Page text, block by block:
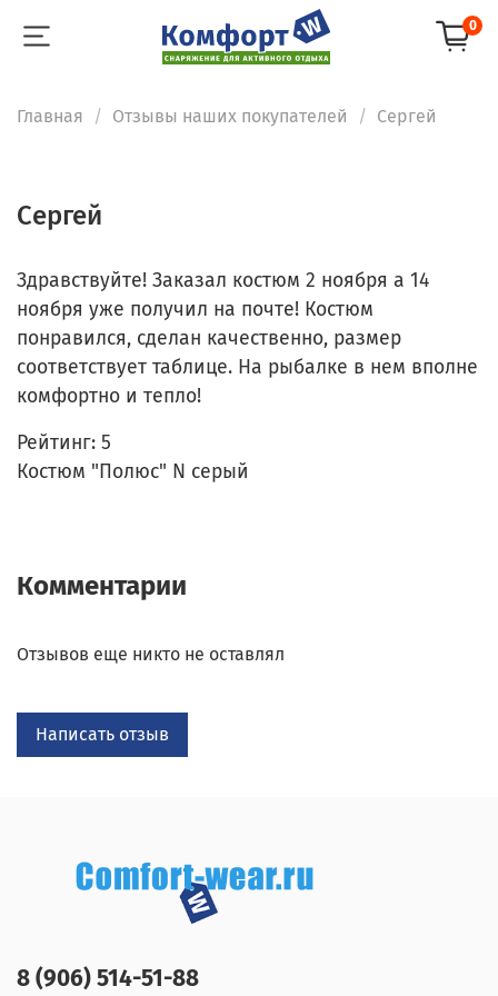
0
Главная Отзывы наших покупателей Cepгей
Cepгей
Здравствуйте! Заказал костюм 2 ноября а 14
ноября уже получил на почте! Костюм
понравился, сделан качественно, размер
соответствует таблице. На рыбалке в нем вполне
комфортно и тепло!
Рейтинг: 5
Костюм "Полюс" N серый
Комментарии
Отзывов еще никто не оставлял
Написать отзыв
8 (906) 514-51-88